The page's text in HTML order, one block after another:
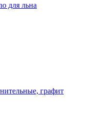
для льна
графит